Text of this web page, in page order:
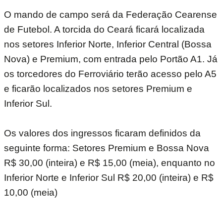
O mando de campo será da Federação Cearense
de Futebol. A torcida do Ceará ficará localizada
nos setores Inferior Norte, Inferior Central (Bossa
Nova) e Premium, com entrada pelo Portão A1. Já
os torcedores do Ferroviário terão acesso pelo A5
e ficarão localizados nos setores Premium e
Inferior Sul.
Os valores dos ingressos ficaram definidos da
seguinte forma: Setores Premium e Bossa Nova
R$ 30,00 (inteira) e R$ 15,00 (meia), enquanto no
Inferior Norte e Inferior Sul R$ 20,00 (inteira) e R$
10,00 (meia)